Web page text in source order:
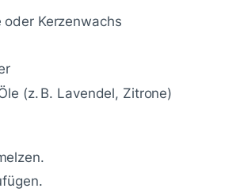
oder Kerzenwachs
(z. B. Lavendel, Zitrone)